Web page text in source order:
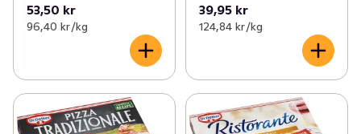
53,50 kr
96,40 kr /kg
39,95 kr
124,84 kr /kg